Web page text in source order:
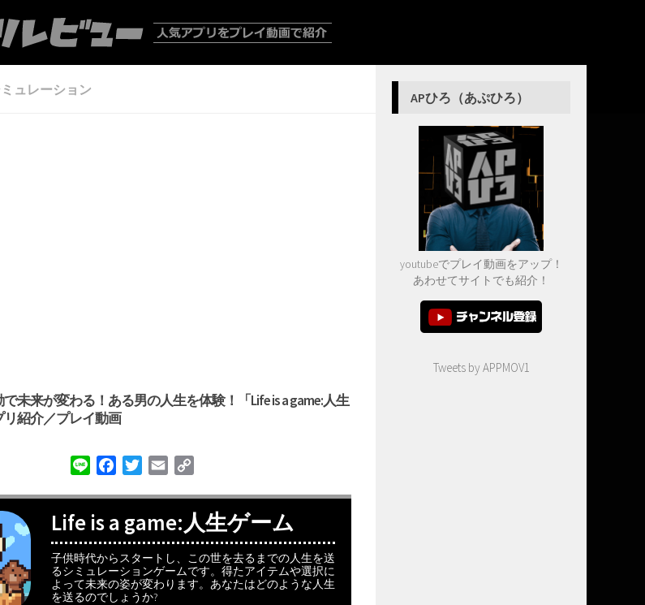
ュレーション
未来が変わる！ある男の人生を体験！「Life is a game:人生
紹介／プレイ動画
Line FacebookTwitterEmail
Life is a game:人生ゲーム
子供時代からスタートし、この世を去るまでの人生を送
るシミュレーションゲームです。得たアイテムや選択に
よって未来の姿が変わります。あなたはどのような人生
を送るのでしょうか?
APひろ（あぷひろ）
youtubeでプレイ動画をアップ！
あわせてサイトでも紹介！
Tweets by APPMOV1